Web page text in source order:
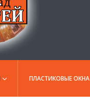
ПЛАСТИКОВЫЕ ОКНА